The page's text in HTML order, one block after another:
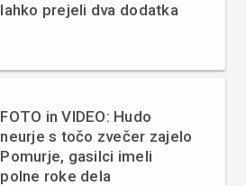
lahko prejeli dva dodatka
FOTO in VIDEO: Hudo
neurje s točo zvečer zajelo
Pomurje, gasilci imeli
polne roke dela